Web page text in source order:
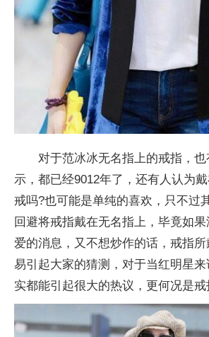
对于范冰冰无名指上的戒指，
示，都已经9012年了，还有人认为
戒吗?也可能是单纯的喜欢，只不过
回避将戒指戴在无名指上，毕竟如
爱的消息，又不想炒作的话，戒指
易引起大家的猜测，对于当红明星
实都能引起很大的热议，更何况是戒